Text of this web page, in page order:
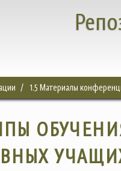
1.5 Материалы